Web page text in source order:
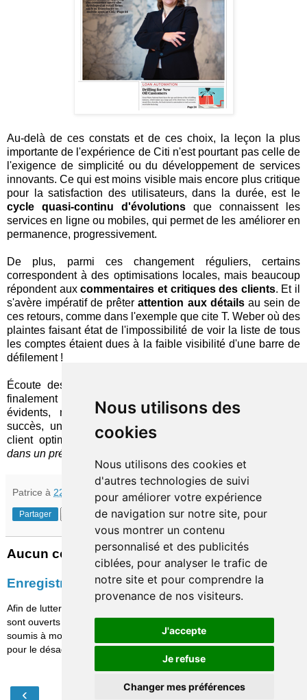
Nous utilisons des
cookies
Nous utilisons des cookies et
d'autres technologies de suivi
pour améliorer votre expérience
de navigation sur notre site, pour
vous montrer un contenu
personnalisé et des publicités
ciblées, pour analyser le trafic de
notre site et pour comprendre la
provenance de nos visiteurs.
J'accepte
Je refuse
Changer mes préférences
Au-delà de ces constats et de ces choix, la leçon la plus
importante de l'expérience de Citi n'est pourtant pas celle de
l'exigence de simplicité ou du développement de services
innovants. Ce qui est moins visible mais encore plus critique
pour la satisfaction des utilisateurs, dans la durée, est le
cycle quasi-continu d'évolutions que connaissent les
services en ligne ou mobiles, qui permet de les améliorer en
permanence, progressivement.
De plus, parmi ces changement réguliers, certains
correspondent à des optimisations locales, mais beaucoup
répondent auxcommentaires et critiques des clients. Et il
s'avère impératif de prêterattention aux détailsau sein de
ces retours, comme dans l'exemple que cite T. Weber où des
plaintes faisant état de l'impossibilité de voir la liste de tous
les comptes étaient dues à la faible visibilité d'une barre de
défilement !
Écoute des clients, soin du détail, réactivité, ce ne sont
finalement que quelques
conseils simples
évidents, néanmoins indispensables pour maintenir le
succès, une fois la phase de création d'une expérience
client optimale achevée (ce sujet ayant déjà été abordé
dans un précédent
Patrice à 22:02
Partager
Aucun commentaire:
Enregistrer un commentaire
Afin de lutter contre le spam, les commentaires ne
sont ouverts qu'aux personnes identifiées et sont
soumis à modération (je suis sincèrement désolé
pour le désagrément causé…)
‹ Accueil